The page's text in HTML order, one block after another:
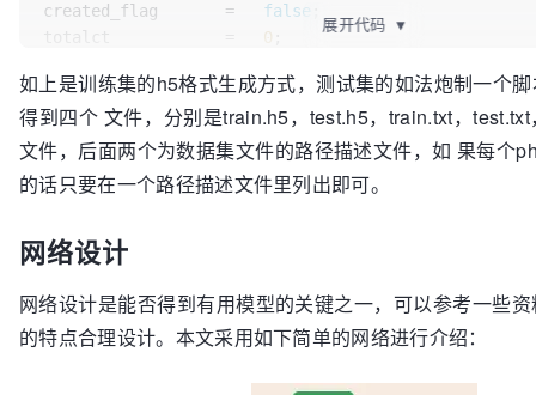
created_flag       = false
totalct            =
0
   fprintf(
'batch no. %d\n', batchno);
   last_read       =   (batchno
-1)*chunksz;
   % 在dump到hdf5文件之前模拟内存中放置的最大数据量
   batchlabs       =   label_disk(
:
   startloc        =   struct(
   curr_dat_sz     =   store2hdf5(filename, batchdata,batchlabs,
~created_flag, startloc, chunksz);
   created_flag    =
true ;                       %设
展开代码 ▼
如上是训练集的h5格式生成方式，测试集的如法炮制一个
得到四个 文件，分别是train.h5，test.h5，train.txt，
文件，后面两个为数据集文件的路径描述文件，如 果每个
的话只要在一个路径描述文件里列出即可。
网络设计
网络设计是能否得到有用模型的关键之一，可以参考一些
的特点合理设计。本文采用如下简单的网络进行介绍：